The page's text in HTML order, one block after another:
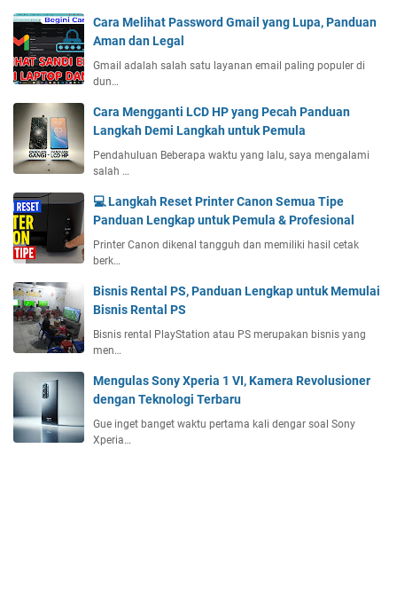
Cara Melihat Password Gmail yang Lupa, Panduan
Aman dan Legal
Gmail adalah salah satu layanan email paling populer di
dun…
Cara Mengganti LCD HP yang Pecah Panduan
Langkah Demi Langkah untuk Pemula
Pendahuluan Beberapa waktu yang lalu, saya mengalami
salah …
💻 Langkah Reset Printer Canon Semua Tipe
Panduan Lengkap untuk Pemula & Profesional
Printer Canon dikenal tangguh dan memiliki hasil cetak
berk…
Bisnis Rental PS, Panduan Lengkap untuk Memulai
Bisnis Rental PS
Bisnis rental PlayStation atau PS merupakan bisnis yang
men…
Mengulas Sony Xperia 1 VI, Kamera Revolusioner
dengan Teknologi Terbaru
Gue inget banget waktu pertama kali dengar soal Sony
Xperia…